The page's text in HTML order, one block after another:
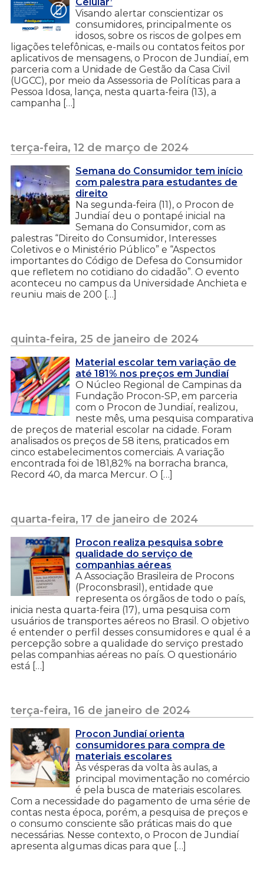
Visando alertar conscientizar os
consumidores, principalmente os
idosos, sobre os riscos de golpes em
ligações telefônicas, e-mails ou contatos feitos por
aplicativos de mensagens, o Procon de Jundiaí, em
parceria com a Unidade de Gestão da Casa Civil
(UGCC), por meio da Assessoria de Políticas para a
Pessoa Idosa, lança, nesta quarta-feira (13), a
campanha […]
terça-feira, 12 de março de 2024
Semana do Consumidor tem início
com palestra para estudantes de
direito
Na segunda-feira (11), o Procon de
Jundiaí deu o pontapé inicial na
Semana do Consumidor, com as
palestras “Direito do Consumidor, Interesses
Coletivos e o Ministério Público” e “Aspectos
importantes do Código de Defesa do Consumidor
que refletem no cotidiano do cidadão”. O evento
aconteceu no campus da Universidade Anchieta e
reuniu mais de 200 […]
quinta-feira, 25 de janeiro de 2024
Material escolar tem variação de
até 181% nos preços em Jundiaí
O Núcleo Regional de Campinas da
Fundação Procon-SP, em parceria
com o Procon de Jundiaí, realizou,
neste mês, uma pesquisa comparativa
de preços de material escolar na cidade. Foram
analisados os preços de 58 itens, praticados em
cinco estabelecimentos comerciais. A variação
encontrada foi de 181,82% na borracha branca,
Record 40, da marca Mercur. O […]
quarta-feira, 17 de janeiro de 2024
Procon realiza pesquisa sobre
qualidade do serviço de
companhias aéreas
A Associação Brasileira de Procons
(Proconsbrasil), entidade que
representa os órgãos de todo o país,
inicia nesta quarta-feira (17), uma pesquisa com
usuários de transportes aéreos no Brasil. O objetivo
é entender o perfil desses consumidores e qual é a
percepção sobre a qualidade do serviço prestado
pelas companhias aéreas no país. O questionário
está […]
terça-feira, 16 de janeiro de 2024
Procon Jundiaí orienta
consumidores para compra de
materiais escolares
Às vésperas da volta às aulas, a
principal movimentação no comércio
é pela busca de materiais escolares.
Com a necessidade do pagamento de uma série de
contas nesta época, porém, a pesquisa de preços e
o consumo consciente são práticas mais do que
necessárias. Nesse contexto, o Procon de Jundiaí
apresenta algumas dicas para que […]